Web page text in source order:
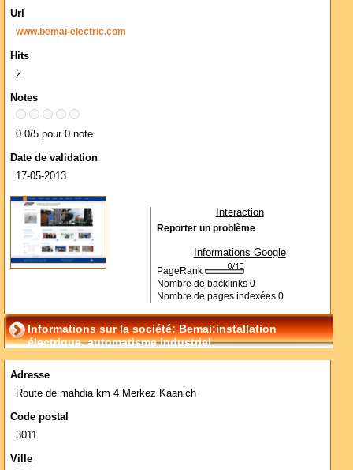
Url
www.bemai-electric.com
Hits
2
Notes
0.0/5 pour 0 note
Date de validation
17-05-2013
Interaction
Reporter un problème
Informations Google
PageRank
Nombre de backlinks 0
Nombre de pages indexées 0
Informations sur la société: Bemai:installation
électrique, automatisme industriel
Adresse
Route de mahdia km 4 Merkez Kaanich
Code postal
3011
Ville